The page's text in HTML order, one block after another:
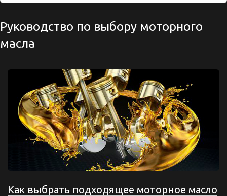
Руководство по выбору моторного
масла
Как выбрать подходящее моторное масло